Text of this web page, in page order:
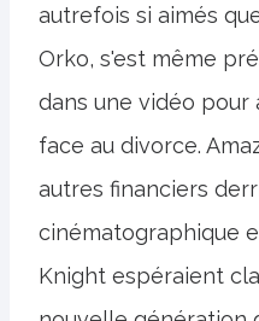
autrefois si aimés
Orko, s'est même
dans une vidéo pour
face au divorce.
autres financiers
cinématographique
Knight espéraient